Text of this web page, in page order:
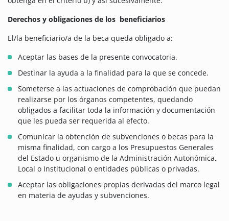
Derechos y obligaciones de los beneficiarios
El/la beneficiario/a de la beca queda obligado a:
Aceptar las bases de la presente convocatoria.
Destinar la ayuda a la finalidad para la que se concede.
Someterse a las actuaciones de comprobación que puedan
realizarse por los órganos competentes, quedando
obligados a facilitar toda la información y documentación
que les pueda ser requerida al efecto.
Comunicar la obtención de subvenciones o becas para la
misma finalidad, con cargo a los Presupuestos Generales
del Estado u organismo de la Administración Autonómica,
Local o Institucional o entidades públicas o privadas.
Aceptar las obligaciones propias derivadas del marco legal
en materia de ayudas y subvenciones.